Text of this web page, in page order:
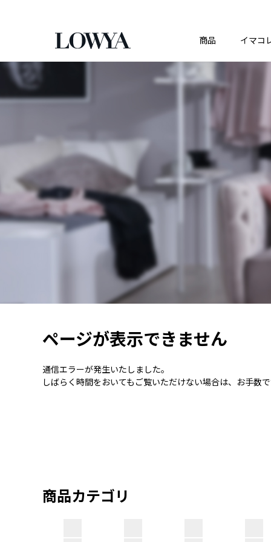
商品 イマコ
ページが表示できません
通信エラーが発生いたしました。
しばらく時間をおいてもご覧いただけない場合は、お手数
商品カテゴリ